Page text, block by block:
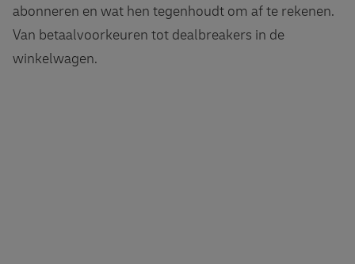
abonneren en wat hen tegenhoudt om af te rekenen.
Van betaalvoorkeuren tot dealbreakers in de
winkelwagen.